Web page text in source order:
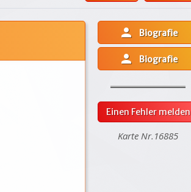
person Biografie
person Biografie
Einen Fehler melden
Karte Nr.16885